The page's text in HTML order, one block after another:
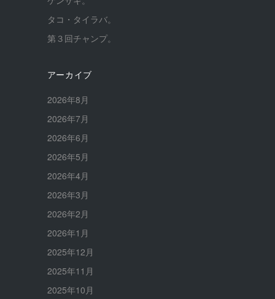
タコ・タイラバ。
第３回チャンプ。
アーカイブ
2026年8月
2026年7月
2026年6月
2026年5月
2026年4月
2026年3月
2026年2月
2026年1月
2025年12月
2025年11月
2025年10月